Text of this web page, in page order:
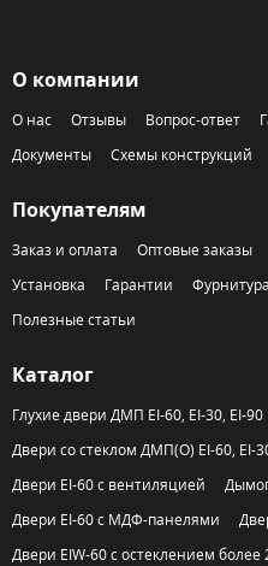
О компании
О нас Отзывы Вопрос-ответ
Документы
Схемы конструкций
Покупателям
Заказ и оплата Оптовые заказы
Установка
Гарантии Фурнитура
Полезные статьи
Каталог
Глухие двери ДМП EI-60, EI-30, EI-90
Двери со стеклом ДМП(О) EI-60, EI-
Двери EI-60 с вентиляцией
Двери EI-60 с МДФ-панелями
Двери EIW-60 с остеклением более